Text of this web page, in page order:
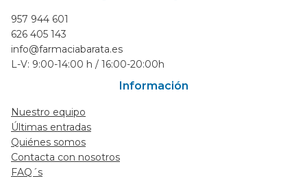
957 944 601
626 405 143
info@farmaciabarata.es
L-V: 9:00-14:00 h / 16:00-20:00h
Información
Nuestro equipo
Últimas entradas
Quiénes somos
Contacta con nosotros
FAQ´s